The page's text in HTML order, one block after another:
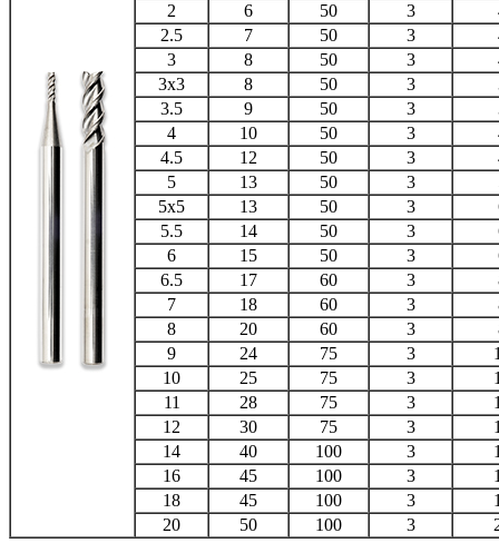
2
6 50 3
2.5
7 50 3
3
8 50 3
3x3
8 50 3
3.5
9 50 3
4
10 50 3
4.5
12 50 3
5
13 50 3
5x5
13 50 3
5.5
14 50 3
6
15 50 3
6.5
17 60 3
7
18 60 3
8
20 60 3
9
24 75 3
10
25 75 3
11
28 75 3
12
30 75 3
14
40 100 3
16
45 100 3
18
45 100 3
20
50 100 3